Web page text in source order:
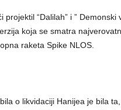
“Dalilah” i ” Demonski
koja se smatra
raketa Spike NLOS.
o likvidaciji Hanijea je bila